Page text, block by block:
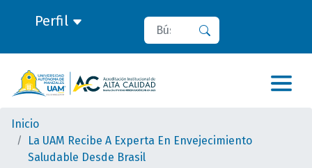
Perfil Buscar
Inicio
La UAM Recibe A Experta En Envejecimiento
Saludable Desde Brasil